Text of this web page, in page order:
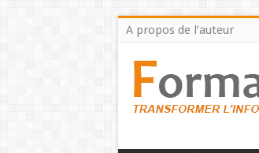
A propos de l’auteur